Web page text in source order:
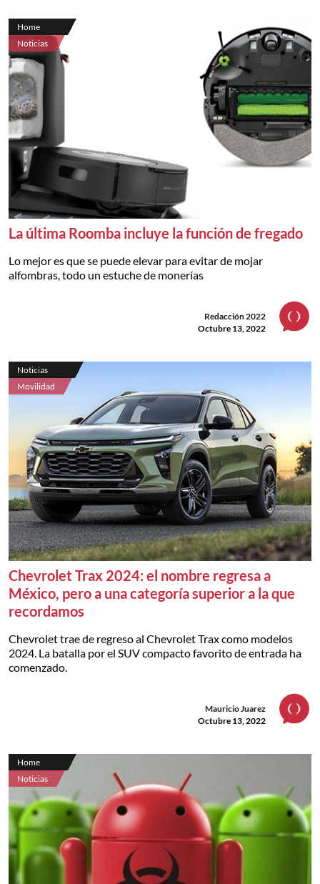
Home
Noticias
La última Roomba incluye la función de fregado
Lo mejor es que se puede elevar para evitar de mojar
alfombras, todo un estuche de monerías
Redacción 2022
Octubre 13, 2022
Noticias
Movilidad
Chevrolet Trax 2024: el nombre regresa a
México, pero a una categoría superior a la que
recordamos
Chevrolet trae de regreso al Chevrolet Trax como modelos
2024. La batalla por el SUV compacto favorito de entrada ha
comenzado.
Mauricio Juarez
Octubre 13, 2022
Home
Noticias